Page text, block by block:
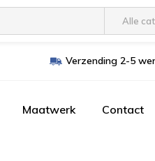
Alle
Verzending 2-5
Maatwerk Contact